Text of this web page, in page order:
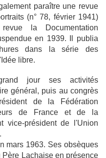
paraître une revue
(n° 78, février 1941)
la Documentation
en 1939. Il publia
dans la série des
libre.
jour ses activités
général, puis au congrès
de la Fédération
de France et de la
vice-président de l'Union
mars 1963. Ses obsèques
Lachaise en présence